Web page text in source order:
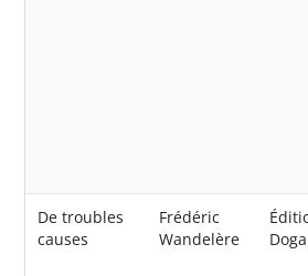
De troubles
causes
Frédéric
Wandelère